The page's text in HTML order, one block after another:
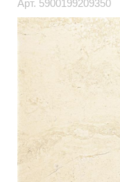
Арт. 5900199209350